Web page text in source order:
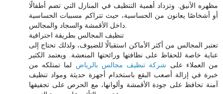
مظهره الأنيق. وتزداد أهمية التنظيف في المنازل التي تضم أطفالًا
أو أشخاصًا يعانون من الحساسية، حيث تتراكم مسببات الحساسية
تنظيف المجالس بطريقة احترافية
تعتبر المجالس من أكثر الأماكن استقبالًا للضيوف، ولذلك تحتاج إلى
عناية خاصة للحفاظ على نظافتها ورائحتها المنعشة. ويعتمد الكثير
من العملاء على شركة تنظيف مجالس بالرياض لما تمتلكه من
خبرة في إزالة أصعب البقع باستخدام أجهزة حديثة ومواد تنظيف
آمنة تحافظ على جودة الأقمشة وألوانها، مع الحرص على تجفيفها